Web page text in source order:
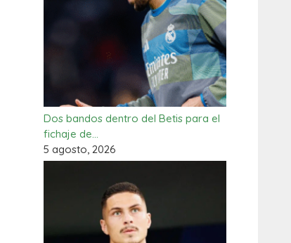
Dos bandos dentro del Betis para el
fichaje de…
5 agosto, 2026